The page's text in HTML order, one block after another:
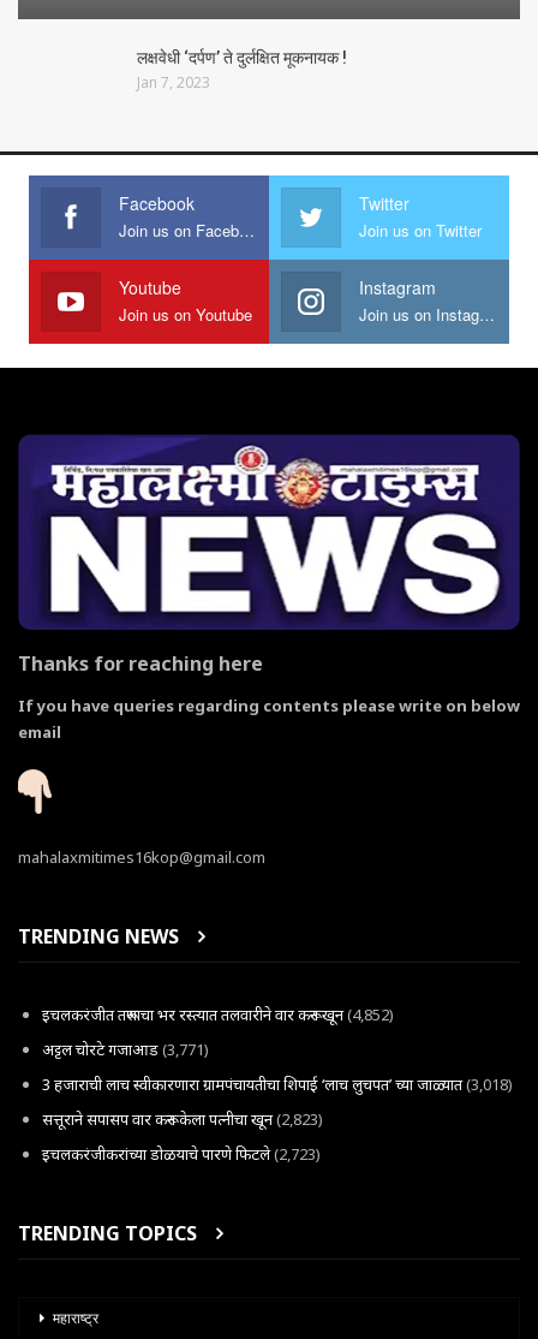
लक्षवेधी ‘दर्पण’ ते दुर्लक्षित मूकनायक !
Jan 7, 2023
Facebook
Join us on Facebook
Twitter
Join us on Twitter
Youtube
Join us on Youtube
Instagram
Join us on Instagram
Thanks for reaching here
If you have queries regarding contents please write on below
email
mahalaxmitimes16kop@gmail.com
TRENDING NEWS
इचलकरंजीत तरूणाचा भर रस्त्यात तलवारीने वार करून खून(4,852)
अट्टल चोरटे गजाआड(3,771)
3 हजाराची लाच स्वीकारणारा ग्रामपंचायतीचा शिपाई ‘लाच लुचपत’ च्या जाळ्यात(3,018)
सत्तूराने सपासप वार करून केला पत्नीचा खून(2,823)
इचलकरंजीकरांच्या डोळयाचे पारणे फिटले(2,723)
TRENDING TOPICS
महाराष्ट्र